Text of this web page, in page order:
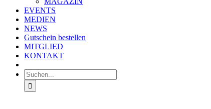
EVENTS
MEDIEN
NEWS
Gutschein bestellen
MITGLIED
KONTAKT
Suche
nach: